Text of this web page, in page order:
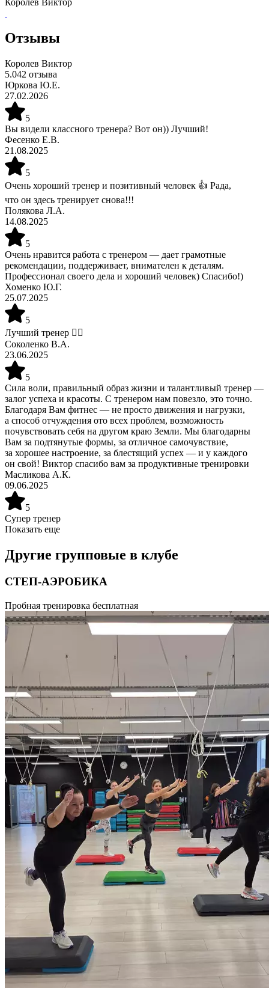
Отзывы
Королев Виктор
5.042 отзыва
Юркова Ю.Е.
27.02.2026
5
Вы видели классного тренера? Вот он)) Лучший!
Фесенко Е.В.
21.08.2025
5
Очень хороший тренер и позитивный человек 👍 Рада,
что он здесь тренирует снова!!!
Полякова Л.А.
14.08.2025
5
Очень нравится работа с тренером — дает грамотные
рекомендации, поддерживает, внимателен к деталям.
Профессионал своего дела и хороший человек) Спасибо!)
Хоменко Ю.Г.
25.07.2025
5
Лучший тренер 👍🏼
Соколенко В.А.
23.06.2025
5
Сила воли, правильный образ жизни и талантливый тренер —
залог успеха и красоты. С тренером нам повезло, это точно.
Благодаря Вам фитнес — не просто движения и нагрузки,
а способ отчуждения ото всех проблем, возможность
почувствовать себя на другом краю Земли. Мы благодарны
Вам за подтянутые формы, за отличное самочувствие,
за хорошее настроение, за блестящий успех — и у каждого
он свой! Виктор спасибо вам за продуктивные тренировки
Масликова А.К.
09.06.2025
5
Супер тренер
Показать еще
Другие групповые в клубе
СТЕП-АЭРОБИКА
Урок аэробики с использованием степ-платформы. Включает
в себя обучение свободному владению базовыми шагами степ-
аэробики и соединение их в различные комбинации.
Продолжительность 55 минут.
Пробная тренировка бесплатная